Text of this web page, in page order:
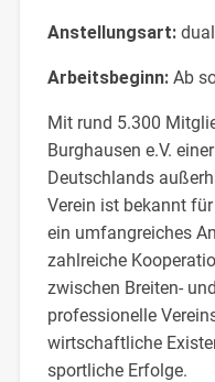
Anstellungsart:
Arbeitsbeginn:Ab
Mit rund 5.300
Burghausen e.V.
Deutschlands
Verein ist bekannt
ein umfangreiches
zahlreiche
zwischen Breiten-
professionelle
wirtschaftliche
sportliche Erfolge.